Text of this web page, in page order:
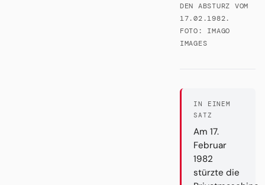
EN ABSTURZ VOM 1
7.02.1982. F
OTO: IMAGO I
MAGES
IN EINEM
SATZ
Am 17.
Februar
1982
stürzte die